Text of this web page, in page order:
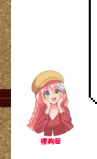
櫻絢音